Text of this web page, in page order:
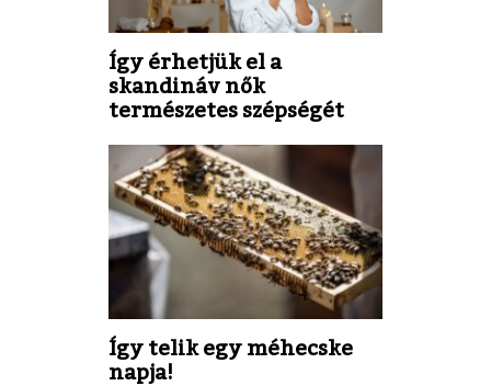
Így érhetjük el a
skandináv nők
természetes szépségét
Így telik egy méhecske
napja!